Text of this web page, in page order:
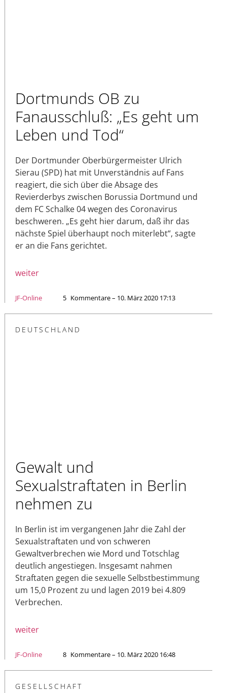
Dortmunds OB zu
Fanausschluß: „Es geht um
Leben und Tod“
Der Dortmunder Oberbürgermeister Ulrich
Sierau (SPD) hat mit Unverständnis auf Fans
reagiert, die sich über die Absage des
Revierderbys zwischen Borussia Dortmund und
dem FC Schalke 04 wegen des Coronavirus
beschweren. „Es geht hier darum, daß ihr das
nächste Spiel überhaupt noch miterlebt“, sagte
er an die Fans gerichtet.
weiter
JF-Online 5 Kommentare – 10. März 2020 17:13
DEUTSCHLAND
Gewalt und
Sexualstraftaten in Berlin
nehmen zu
In Berlin ist im vergangenen Jahr die Zahl der
Sexualstraftaten und von schweren
Gewaltverbrechen wie Mord und Totschlag
deutlich angestiegen. Insgesamt nahmen
Straftaten gegen die sexuelle Selbstbestimmung
um 15,0 Prozent zu und lagen 2019 bei 4.809
Verbrechen.
weiter
JF-Online 8 Kommentare – 10. März 2020 16:48
GESELLSCHAFT